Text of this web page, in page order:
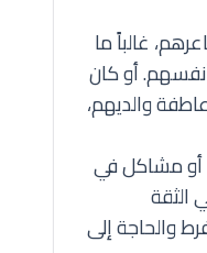
غالباً ما
أو كان
والديهم،
أو مشاكل في
الثقة
والحاجة إلى